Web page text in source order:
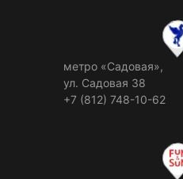
метро «Садовая»,
ул. Садовая 38
+7 (812) 748-10-62